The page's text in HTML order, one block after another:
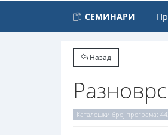
СЕМИНАРИ
Назад
Каталошки број програма: